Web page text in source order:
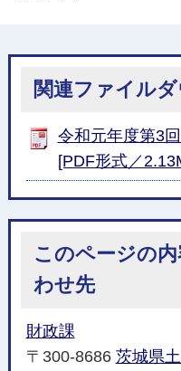
関連ファイル
令和元年度第3
[PDF形式／
このページの
わせ先
財政課
〒300-8686 茨城県